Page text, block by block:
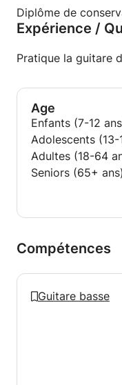
inscriptions toute
rock, avec des
répétitions, des
class, nous
rapporte à votre
la scène.
Diplôme de
Expérience /
Pratique la guitare
Age
Enfants (7-12
Adolescents (13-
Adultes (18-64
Seniors (65+ ans)
Compétences
Guitare basse